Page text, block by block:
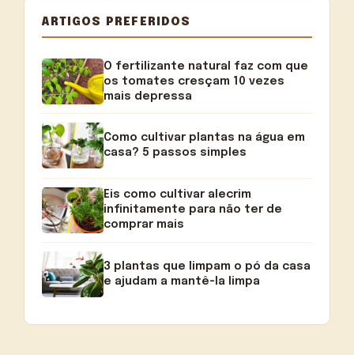
ARTIGOS PREFERIDOS
O fertilizante natural faz com que
os tomates cresçam 10 vezes
mais depressa
Como cultivar plantas na água em
casa? 5 passos simples
Eis como cultivar alecrim
infinitamente para não ter de
comprar mais
3 plantas que limpam o pó da casa
e ajudam a mantê-la limpa